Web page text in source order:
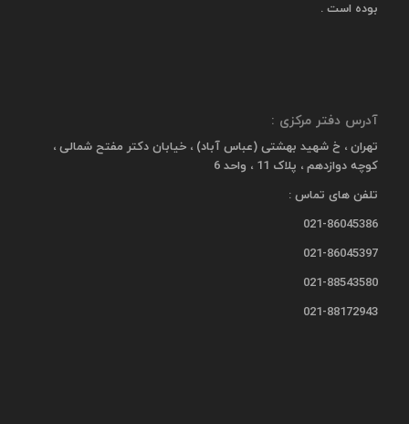
بوده است .
آدرس دفتر مرکزی :
تهران ، خ شهید بهشتی (عباس آباد) ، خیابان دکتر مفتح شمالی ،
کوچه دوازدهم ، پلاک 11 ، واحد 6
تلفن های تماس :
021-86045386
021-86045397
021-88543580
021-88172943